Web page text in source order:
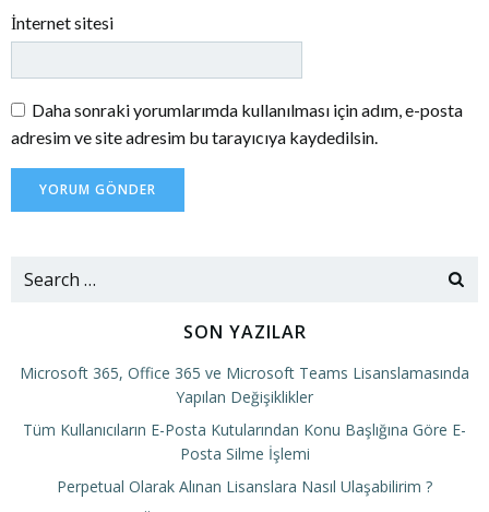
İnternet sitesi
Daha sonraki yorumlarımda kullanılması için adım, e-posta
adresim ve site adresim bu tarayıcıya kaydedilsin.
Search
SON YAZILAR
Microsoft 365, Office 365 ve Microsoft Teams Lisanslamasında
Yapılan Değişiklikler
Tüm Kullanıcıların E-Posta Kutularından Konu Başlığına Göre E-
Posta Silme İşlemi
Perpetual Olarak Alınan Lisanslara Nasıl Ulaşabilirim ?